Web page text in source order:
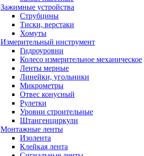
Зажимные устройства
Струбцины
Тиски, верстаки
Хомуты
Измерительный инструмент
Гидроуровни
Колесо измерительное механическое
Ленты мерные
Линейки, угольники
Микрометры
Отвес конусный
Рулетки
Уровни строительные
Штангенциркули
Монтажные ленты
Изолента
Клейкая лента